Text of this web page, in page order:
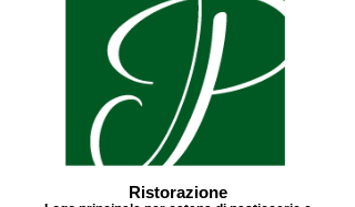
Ristorazione